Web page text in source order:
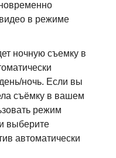
в режиме
ночную съемку в
ночь. Если вы
съёмку в вашем
режим
выберите
автоматически